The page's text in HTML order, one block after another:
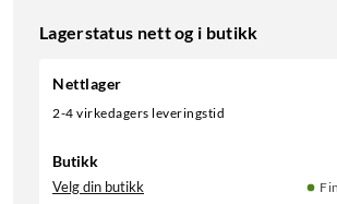
Lagerstatus nett og i butikk
Nettlager
2-4 virkedagers leveringstid
Butikk
Velg din butikk